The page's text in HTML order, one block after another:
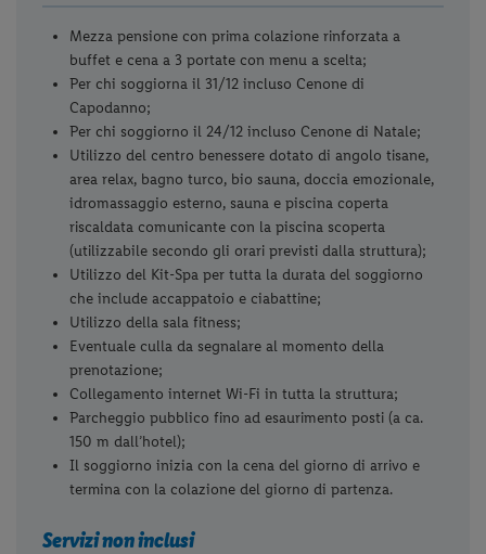
Mezza pensione con prima colazione rinforzata a
buffet e cena a 3 portate con menu a scelta;
Per chi soggiorna il 31/12 incluso Cenone di
Capodanno;
Per chi soggiorno il 24/12 incluso Cenone di Natale;
Utilizzo del centro benessere dotato di angolo tisane,
area relax, bagno turco, bio sauna, doccia emozionale,
idromassaggio esterno, sauna e piscina coperta
riscaldata comunicante con la piscina scoperta
(utilizzabile secondo gli orari previsti dalla struttura);
Utilizzo del Kit-Spa per tutta la durata del soggiorno
che include accappatoio e ciabattine;
Utilizzo della sala fitness;
Eventuale culla da segnalare al momento della
prenotazione;
Collegamento internet Wi-Fi in tutta la struttura;
Parcheggio pubblico fino ad esaurimento posti (a ca.
150 m dall’hotel);
Il soggiorno inizia con la cena del giorno di arrivo e
termina con la colazione del giorno di partenza.
Servizi non inclusi